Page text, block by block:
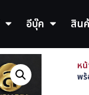
อีบุ๊ค สิน
ห
พ